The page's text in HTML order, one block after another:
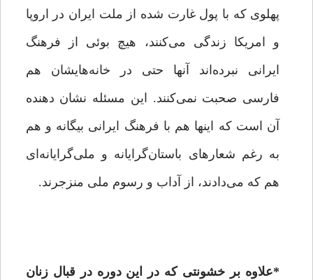
پهلوی که با پول غارت شده از ملت ایران در اروپا
و امریکا زندگی می‌کنند، هیچ بوئی از فرهنگ
ایرانی نبرده‌اند آنها حتی در خانه‌هایشان هم
فارسی صحبت نمی‌کنند. این مسئله نشان دهنده
آن است که اینها هم با فرهنگ ایرانی بیگانه و هم
به رغم شعارهای باستان‌گرایانه و ملی‌گرایانه‌ای
هم که می‌دادند، از آداب و رسوم ملی منزجرند.
*علاوه بر خشونتی که در این دوره در قبال زنان